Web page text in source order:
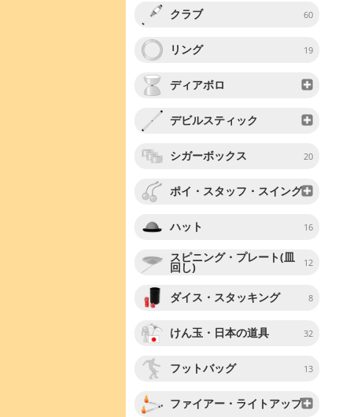
クラブ 60
リング 19
ディアボロ
デビルスティック
シガーボックス 20
ポイ・スタッフ・スイング
ハット 16
スピニング・プレート(皿
回し) 12
ダイス・スタッキング 8
けん玉・日本の道具 32
フットバッグ 13
ファイアー・ライトアップ